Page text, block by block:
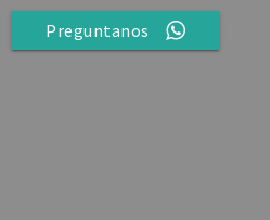
Saltar
Preguntanos